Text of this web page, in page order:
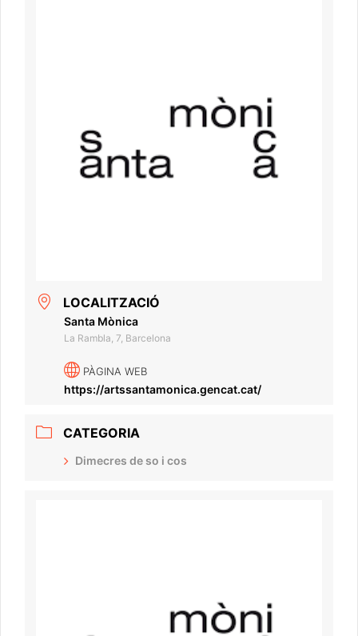
LOCALITZACIÓ
Santa Mònica
La Rambla, 7, Barcelona
PÀGINA WEB
https://artssantamonica.gencat.cat/
CATEGORIA
Dimecres de so i cos